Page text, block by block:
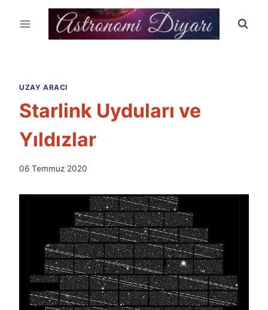
UZAY ARACI
Starlink Uyduları ve
Yıldızlar
By
Fuat
06 Temmuz 2020